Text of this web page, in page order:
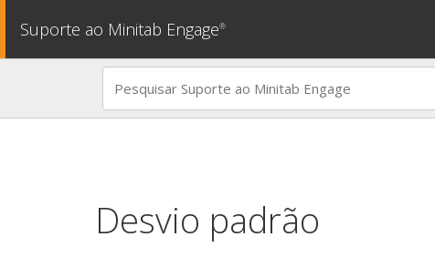
Suporte ao Minitab Engage®
Desvio padrão